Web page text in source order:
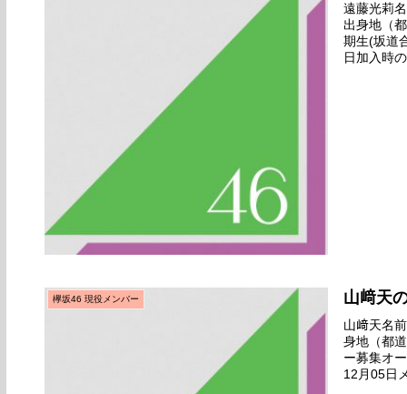
遠藤光莉
出身地（
期生(坂道
日加入時
欅坂46 現役メンバー 山﨑天
山﨑天名
身地（都
ー募集オ
12月05日